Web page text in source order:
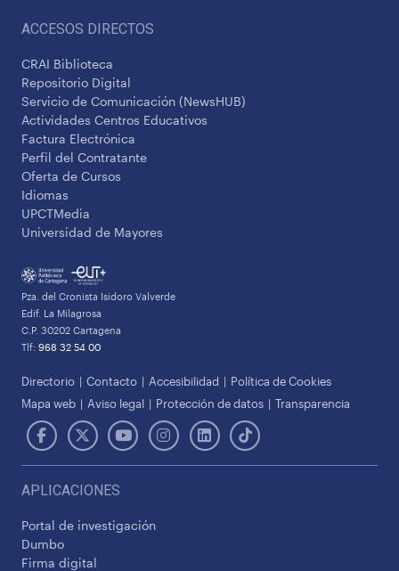
ACCESOS DIRECTOS
CRAI Biblioteca
Repositorio Digital
Servicio de Comunicación (NewsHUB)
Actividades Centros Educativos
Factura Electrónica
Perfil del Contratante
Oferta de Cursos
Idiomas
UPCTMedia
Universidad de Mayores
Pza. del Cronista Isidoro Valverde
Edif. La Milagrosa
C.P. 30202 Cartagena
Tlf: 968 32 54 00
Directorio Contacto Accesibilidad
Política de Cookies
Mapa web
Aviso legal Protección de datos Transparencia
APLICACIONES
Portal de investigación
Dumbo
Firma digital